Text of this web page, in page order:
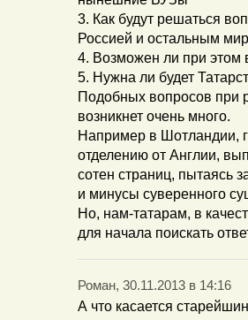
3. Как будут решаться
Россией и остальным
4. Возможен ли при этом
5. Нужна ли будет
Подобных вопросов при
возникнет очень много.
Например в Шотландии,
отделению от Англии,
сотен страниц, пытаясь
и минусы суверенного
Но, нам-татарам, в
для начала поискать
Роман, 30.11.2013 в 14:16
А что касается